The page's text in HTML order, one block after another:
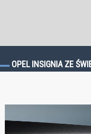
OPEL INSIGNIA ZE